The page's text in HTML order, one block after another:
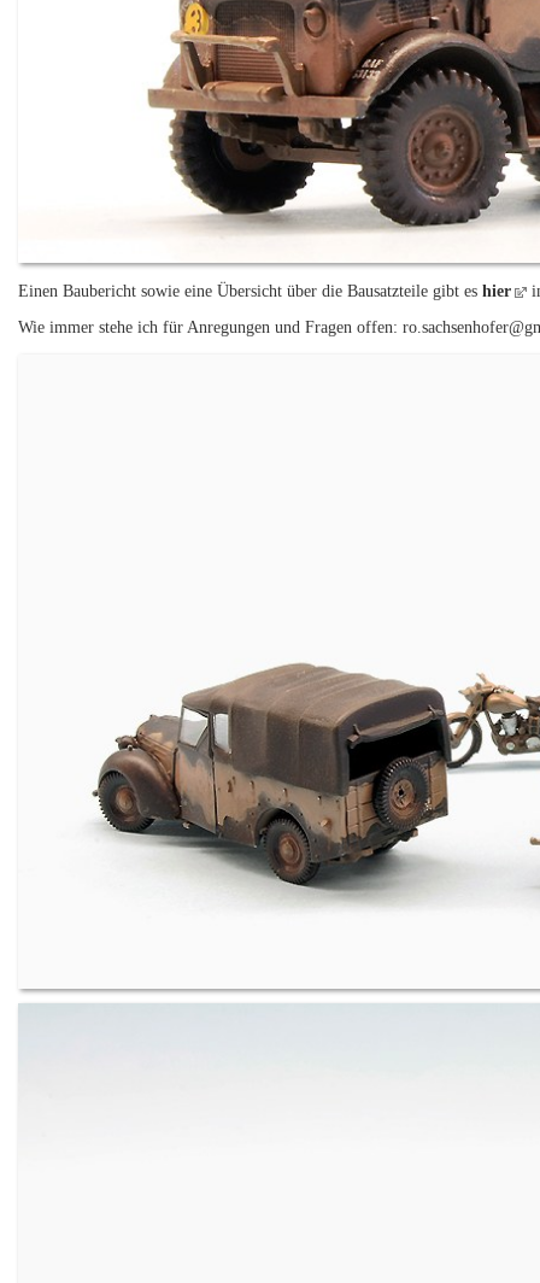
Einen Baubericht sowie eine Übersicht über die Bausatzteile gibt eshier
Wie immer stehe ich für Anregungen und Fragen offen: